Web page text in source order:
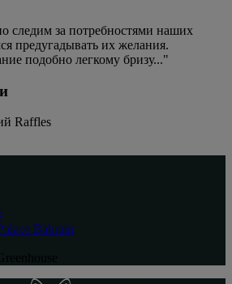
следим за потребностями наших
предугадывать их желания.
подобно легкому бризу..."
Raffles
Bahrain